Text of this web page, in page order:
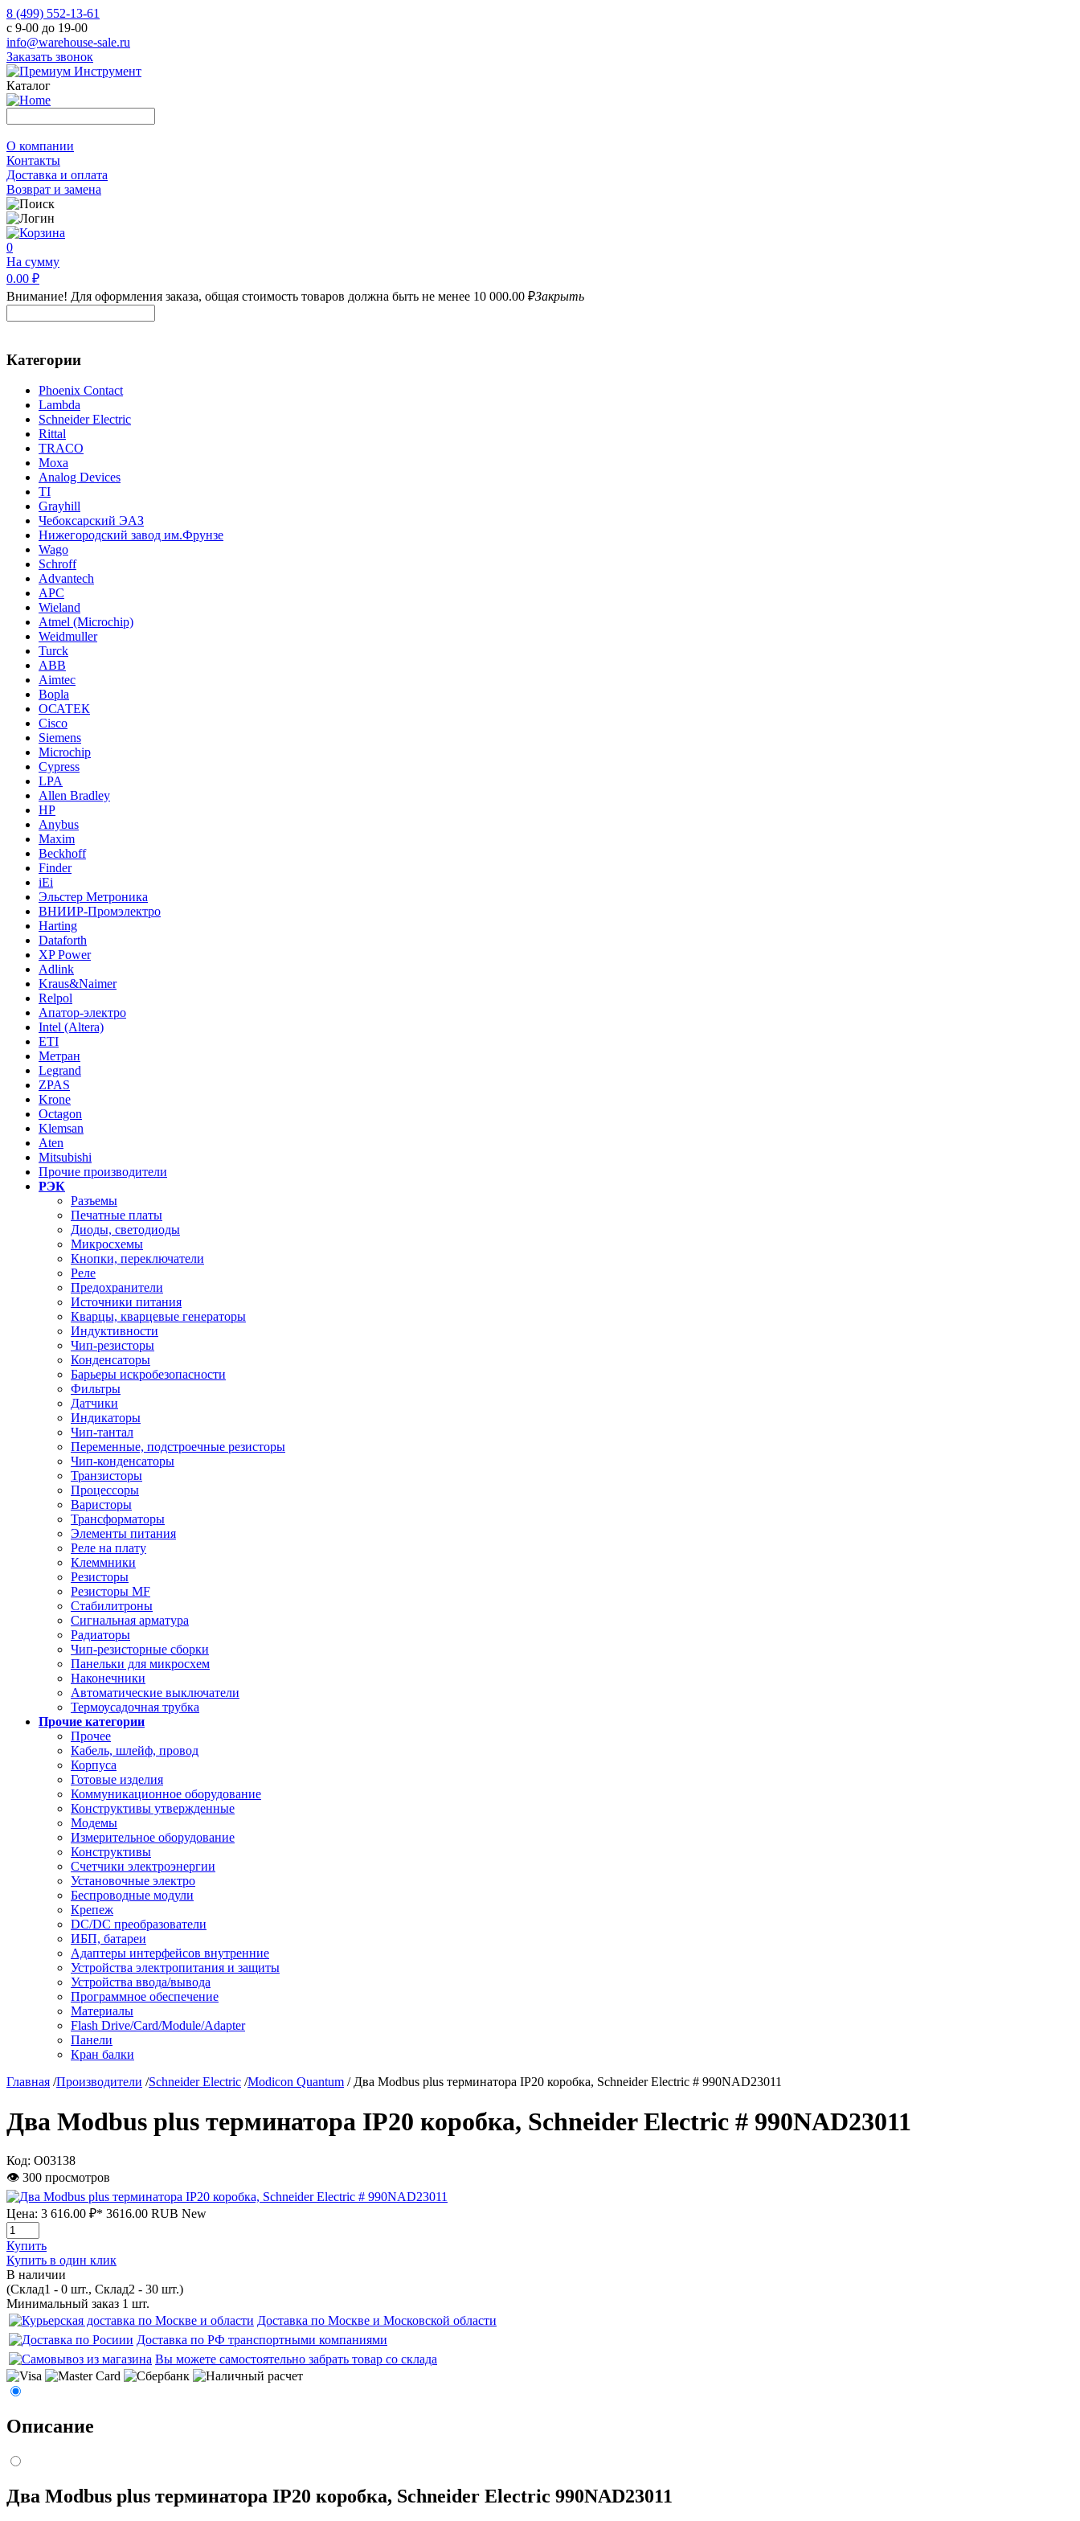
8 (499) 552-13-61
с 9-00 до 19-00
info@warehouse-sale.ru
Заказать звонок
Каталог
О компании
Контакты
Доставка и оплата
Возврат и замена
0
На сумму
0.00 ₽
Внимание! Для оформления заказа, общая стоимость товаров должна быть не менее 10 000.00 ₽Закрыть
Категории
Phoenix Contact
Lambda
Schneider Electric
Rittal
TRACO
Moxa
Analog Devices
TI
Grayhill
Чебоксарский ЭАЗ
Нижегородский завод им.Фрунзе
Wago
Schroff
Advantech
APC
Wieland
Atmel (Microchip)
Weidmuller
Turck
ABB
Aimtec
Bopla
ОСАТЕК
Cisco
Siemens
Microchip
Cypress
LPA
Allen Bradley
HP
Anybus
Maxim
Beckhoff
Finder
iEi
Эльстер Метроника
ВНИИР-Промэлектро
Harting
Dataforth
XP Power
Adlink
Kraus&Naimer
Relpol
Апатор-электро
Intel (Altera)
ETI
Метран
Legrand
ZPAS
Krone
Octagon
Klemsan
Aten
Mitsubishi
Прочие производители
РЭК
Разъемы
Печатные платы
Диоды, светодиоды
Микросхемы
Кнопки, переключатели
Реле
Предохранители
Источники питания
Кварцы, кварцевые генераторы
Индуктивности
Чип-резисторы
Конденсаторы
Барьеры искробезопасности
Фильтры
Датчики
Индикаторы
Чип-тантал
Переменные, подстроечные резисторы
Чип-конденсаторы
Транзисторы
Процессоры
Варисторы
Трансформаторы
Элементы питания
Реле на плату
Клеммники
Резисторы
Резисторы MF
Стабилитроны
Сигнальная арматура
Радиаторы
Чип-резисторные сборки
Панельки для микросхем
Наконечники
Автоматические выключатели
Термоусадочная трубка
Прочие категории
Прочее
Кабель, шлейф, провод
Корпуса
Готовые изделия
Коммуникационное оборудование
Конструктивы утвержденные
Модемы
Измерительное оборудование
Конструктивы
Счетчики электроэнергии
Установочные электро
Беспроводные модули
Крепеж
DC/DC преобразователи
ИБП, батареи
Адаптеры интерфейсов внутренние
Устройства электропитания и защиты
Устройства ввода/вывода
Программное обеспечение
Материалы
Flash Drive/Card/Module/Adapter
Панели
Кран балки
Главная /Производители /Schneider Electric /Modicon Quantum / Два Modbus plus терминатора IP20 коробка, Schneider Electric # 990NAD23011
Два Modbus plus терминатора IP20 коробка, Schneider Electric # 990NAD23011
Код: О03138
👁 300 просмотров
Цена: 3 616.00 ₽* 3616.00 RUB New
Купить
Купить в один клик
В наличии
(Склад1 - 0 шт., Склад2 - 30 шт.)
Минимальный заказ 1 шт.
Доставка по Москве и Московской области
Доставка по РФ транспортными компаниями
Вы можете самостоятельно забрать товар со склада
Описание
Два Modbus plus терминатора IP20 коробка, Schneider Electric 990NAD23011